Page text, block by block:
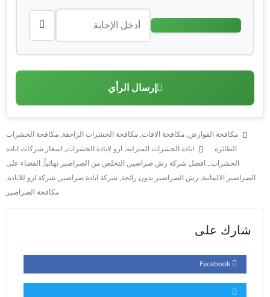
إرسال الرأي
مكافحة القوارض, مكافحة الافات, مكافحة الحشرات الزاحفة, مكافحة الحشرات
الطائرة
ابادة الحشرات المنزلية, ارو لابادة الحشرات, اسعار شركات ابادة
الحشرات., افضل شركة رش صراصير , التخلص من الصراصير نهائياً, القضاء على
الصراصير الالمانية, رش الصراصير بدون رائحة, شركة ابادة صراصير , شركة ارو للابادة,
مكافحة الصراصير
شارك على